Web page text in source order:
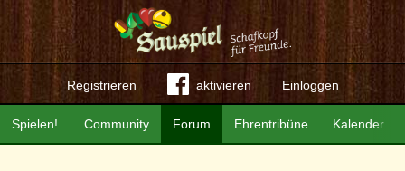
Registrieren aktivieren Einloggen
Community Forum Ehrentribüne Kalender
Spielen!